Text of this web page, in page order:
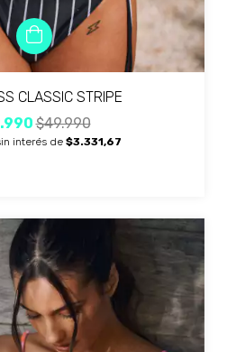
CLASSIC STRIPE
$49.990
interés de $3.331,67